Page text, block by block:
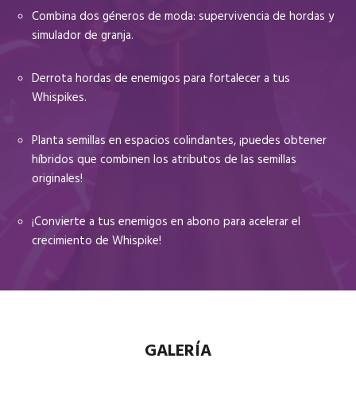
Combina dos géneros de moda: supervivencia de hordas y
simulador de granja.
Derrota hordas de enemigos para fortalecer a tus
Whispikes.
Planta semillas en espacios colindantes, ¡puedes obtener
híbridos que combinen los atributos de las semillas
originales!
¡Convierte a tus enemigos en abono para acelerar el
crecimiento de Whispike!
GALERÍA